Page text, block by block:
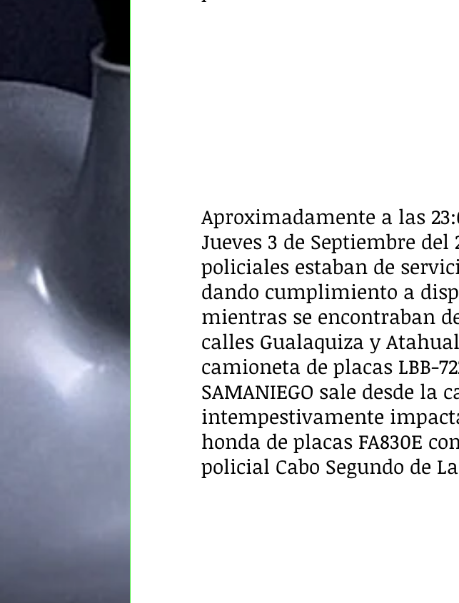
Aproximadamente a las
Jueves 3 de Septiembre
policiales estaban de
dando cumplimiento a
mientras se encontraban
calles Gualaquiza y
camioneta de placas LBB-
SAMANIEGO sale desde
intempestivamente
honda de placas FA830E
policial Cabo Segundo de